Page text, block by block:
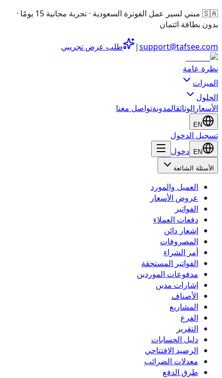
🇸🇦 مبني لسير عمل الفوترة السعودية · تجربة مجانية 15 يومًا ·
بدون بطاقة ائتمان
support@tafsee.com
|
طلب عرض تجريبي
نظرة عامة
الميزات
الحلول
الأسعار الوثائقالمدونةتواصل معنا
EN
تسجيل الدخول
EN دخول
الأسئلة الشائعة
العميل والمورد
عروض الأسعار
الفواتير
دفعات العملاء
إشعار دائن
المصروفات
أمر الشراء
الفواتير المستحقة
مدفوعات الموردين
إشارات مدين
الأصناف
المشاريع
الفرع
التقرير
دليل الحسابات
الرصيد الافتتاحي
معدلات الضرائب
طرق الدفع